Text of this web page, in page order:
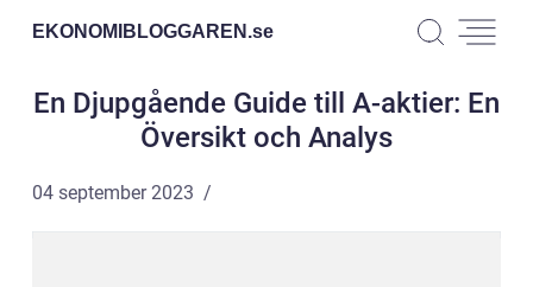
EKONOMIBLOGGAREN.se
En Djupgående Guide till A-aktier: En
Översikt och Analys
04 september 2023